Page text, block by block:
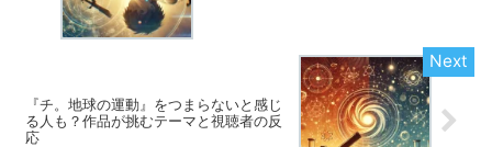
『チ。地球の運動』をつまらないと感じ
る人も？作品が挑むテーマと視聴者の反
応